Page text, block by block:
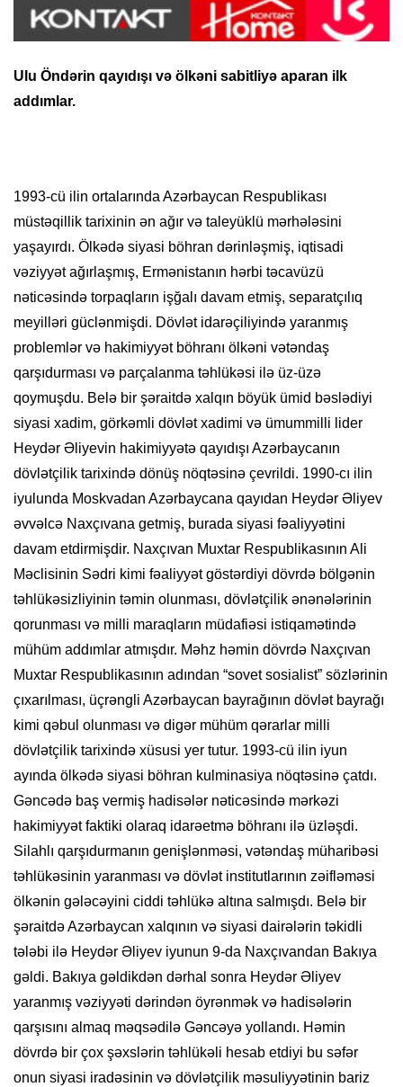
Ulu Öndərin qayıdışı və ölkəni sabitliyə aparan ilk
addımlar.
1993-cü ilin ortalarında Azərbaycan Respublikası
müstəqillik tarixinin ən ağır və taleyüklü mərhələsini
yaşayırdı. Ölkədə siyasi böhran dərinləşmiş, iqtisadi
vəziyyət ağırlaşmış, Ermənistanın hərbi təcavüzü
nəticəsində torpaqların işğalı davam etmiş, separatçılıq
meyilləri güclənmişdi. Dövlət idarəçiliyində yaranmış
problemlər və hakimiyyət böhranı ölkəni vətəndaş
qarşıdurması və parçalanma təhlükəsi ilə üz-üzə
qoymuşdu. Belə bir şəraitdə xalqın böyük ümid bəslədiyi
siyasi xadim, görkəmli dövlət xadimi və ümummilli lider
Heydər Əliyevin hakimiyyətə qayıdışı Azərbaycanın
dövlətçilik tarixində dönüş nöqtəsinə çevrildi. 1990-cı ilin
iyulunda Moskvadan Azərbaycana qayıdan Heydər Əliyev
əvvəlcə Naxçıvana getmiş, burada siyasi fəaliyyətini
davam etdirmişdir. Naxçıvan Muxtar Respublikasının Ali
Məclisinin Sədri kimi fəaliyyət göstərdiyi dövrdə bölgənin
təhlükəsizliyinin təmin olunması, dövlətçilik ənənələrinin
qorunması və milli maraqların müdafiəsi istiqamətində
mühüm addımlar atmışdır. Məhz həmin dövrdə Naxçıvan
Muxtar Respublikasının adından “sovet sosialist” sözlərinin
çıxarılması, üçrəngli Azərbaycan bayrağının dövlət bayrağı
kimi qəbul olunması və digər mühüm qərarlar milli
dövlətçilik tarixində xüsusi yer tutur. 1993-cü ilin iyun
ayında ölkədə siyasi böhran kulminasiya nöqtəsinə çatdı.
Gəncədə baş vermiş hadisələr nəticəsində mərkəzi
hakimiyyət faktiki olaraq idarəetmə böhranı ilə üzləşdi.
Silahlı qarşıdurmanın genişlənməsi, vətəndaş müharibəsi
təhlükəsinin yaranması və dövlət institutlarının zəifləməsi
ölkənin gələcəyini ciddi təhlükə altına salmışdı. Belə bir
şəraitdə Azərbaycan xalqının və siyasi dairələrin təkidli
tələbi ilə Heydər Əliyev iyunun 9-da Naxçıvandan Bakıya
gəldi. Bakıya gəldikdən dərhal sonra Heydər Əliyev
yaranmış vəziyyəti dərindən öyrənmək və hadisələrin
qarşısını almaq məqsədilə Gəncəyə yollandı. Həmin
dövrdə bir çox şəxslərin təhlükəli hesab etdiyi bu səfər
onun siyasi iradəsinin və dövlətçilik məsuliyyətinin bariz